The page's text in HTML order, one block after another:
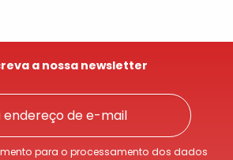
a nossa newsletter
para o processamento dos dados